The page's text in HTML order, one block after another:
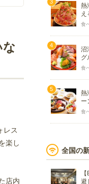
レス
楽し
店内
熱
食
沼
グ
食
熱
ー
食
全国の
避